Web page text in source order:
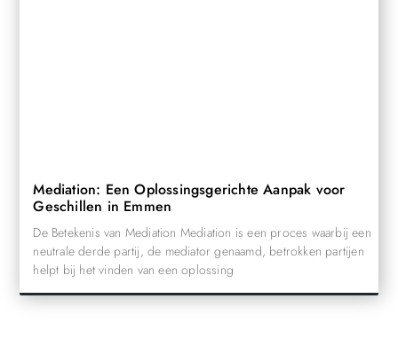
Mediation: Een Oplossingsgerichte Aanpak voor
Geschillen in Emmen
De Betekenis van Mediation Mediation is een proces waarbij een
neutrale derde partij, de mediator genaamd, betrokken partijen
helpt bij het vinden van een oplossing